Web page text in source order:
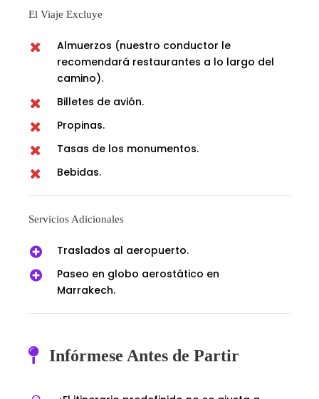
El Viaje Excluye
Almuerzos (nuestro conductor le
recomendará restaurantes a lo largo del
camino).
Billetes de avión.
Propinas.
Tasas de los monumentos.
Bebidas.
Servicios Adicionales
Traslados al aeropuerto.
Paseo en globo aerostático en
Marrakech.
Infórmese Antes de Partir